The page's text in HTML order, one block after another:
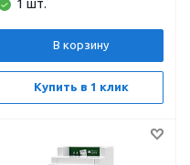
1 шт.
В корзину
Купить в 1 клик